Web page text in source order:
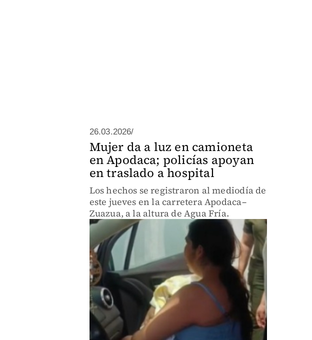
26.03.2026/
Mujer da a luz en camioneta
en Apodaca; policías apoyan
en traslado a hospital
Los hechos se registraron al mediodía de
este jueves en la carretera Apodaca–
Zuazua, a la altura de Agua Fría.